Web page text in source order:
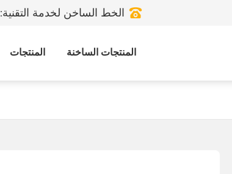
الخط الساخن لخدمة التقنية:
المنتجات الساخنة المنتجات